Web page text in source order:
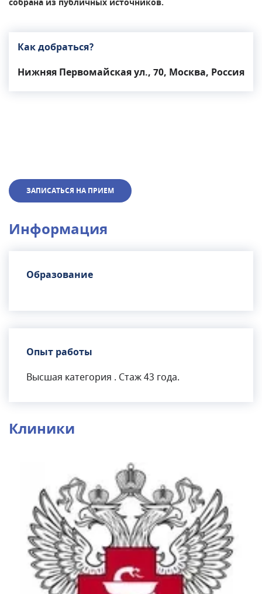
собрана из публичных источников.
Как добраться?
Нижняя Первомайская ул., 70, Москва, Россия
ЗАПИСАТЬСЯ НА ПРИЕМ
Информация
Образование
Опыт работы
Высшая категория . Стаж 43 года.
Клиники